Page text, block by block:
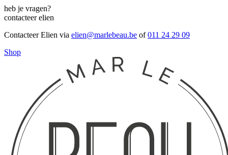
heb je vragen?
contacteer elien
Contacteer Elien via elien@marlebeau.be of011 24 29 09
Shop